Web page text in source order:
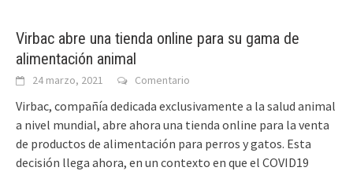
Virbac abre una tienda online para su gama de
alimentación animal
24 marzo, 2021 Comentario
Virbac, compañía dedicada exclusivamente a la salud animal
a nivel mundial, abre ahora una tienda online para la venta
de productos de alimentación para perros y gatos. Esta
decisión llega ahora, en un contexto en que el COVID19